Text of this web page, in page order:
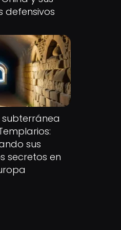
defensivos
subterránea
sus
secretos en